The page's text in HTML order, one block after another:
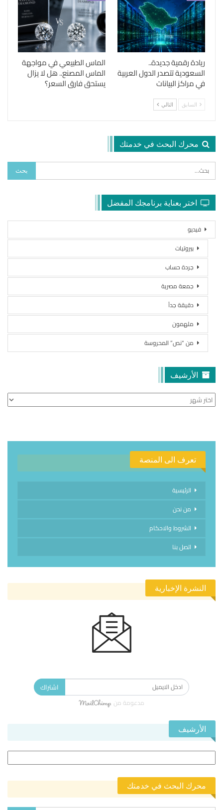
ريادة رقمية جديدة..
السعودية تتصدر الدول العربية
في مراكز البيانات
الماس الطبيعي في مواجهة
الماس المصنع.. هل لا يزال
يستحق فارق السعر؟
السابق التالي
محرك البحث في خدمتك
اختر بعناية برنامجك المفضل
فيديو
بيروتيات
جردة حساب
جمعة مصرية
دقيقة جداً
ملهمون
من “نص” المحروسة
الأرشيف
الأرشيف
تعرف الى المنصة
الرئيسية
من نحن
الشروط والاحكام
اتصل بنا
النشرة الإخبارية
اشتراك
مدعومة من
الأرشيف
محرك البحث في خدمتك